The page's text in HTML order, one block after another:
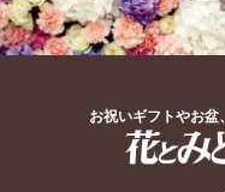
お祝いギフトやお